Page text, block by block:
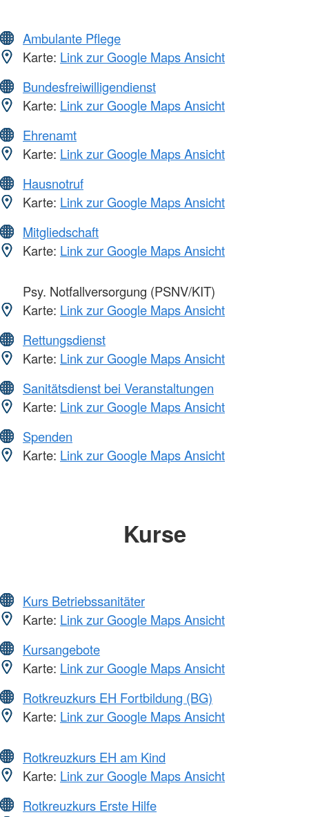
Ambulante Pflege
Karte: Link zur Google Maps Ansicht
Bundesfreiwilligendienst
Karte: Link zur Google Maps Ansicht
Ehrenamt
Karte: Link zur Google Maps Ansicht
Hausnotruf
Karte: Link zur Google Maps Ansicht
Mitgliedschaft
Karte: Link zur Google Maps Ansicht
Psy. Notfallversorgung (PSNV/KIT)
Karte: Link zur Google Maps Ansicht
Rettungsdienst
Karte: Link zur Google Maps Ansicht
Sanitätsdienst bei Veranstaltungen
Karte: Link zur Google Maps Ansicht
Spenden
Karte: Link zur Google Maps Ansicht
Kurse
Kurs Betriebssanitäter
Karte: Link zur Google Maps Ansicht
Kursangebote
Karte: Link zur Google Maps Ansicht
Rotkreuzkurs EH Fortbildung (BG)
Karte: Link zur Google Maps Ansicht
Rotkreuzkurs EH am Kind
Karte: Link zur Google Maps Ansicht
Rotkreuzkurs Erste Hilfe